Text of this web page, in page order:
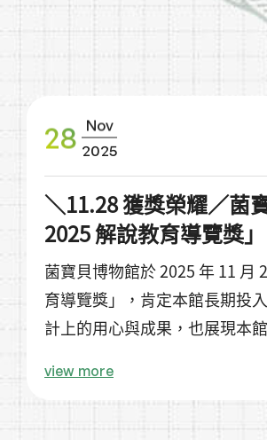
28 Nov
2025
＼11.28 獲獎榮耀／菌
2025 解說教育導覽獎」
菌寶貝博物館於 2025 年 11 月
育導覽獎」，肯定本館長期投
計上的用心與成果，也展現本
view more